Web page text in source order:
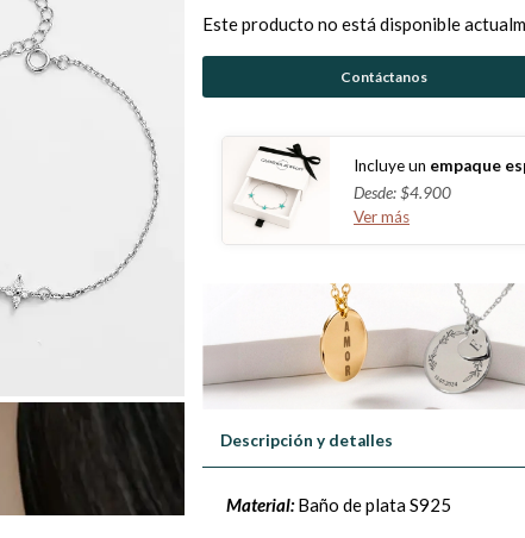
Este producto no está disponible
Contáctanos
Incluye un empaque
Desde: $4.900
Ver más
Descripción y detalles
Material:Baño de plata S925